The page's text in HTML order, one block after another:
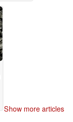
Show more articles